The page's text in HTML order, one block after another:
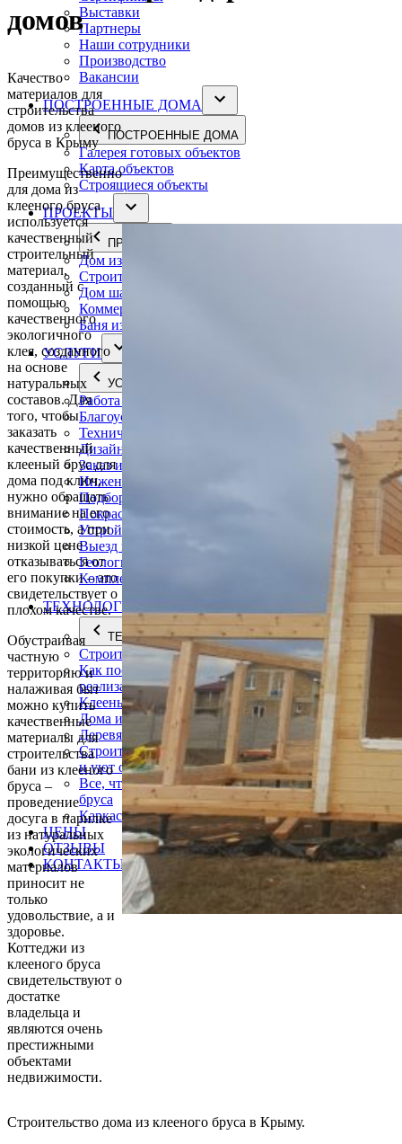
Выставки
Партнеры
Наши сотрудники
Производство
Вакансии
ПОСТРОЕННЫЕ ДОМА
ПОСТРОЕННЫЕ ДОМА
Галерея готовых объектов
Карта объектов
Строящиеся объекты
ПРОЕКТЫ
ПРОЕКТЫ
Дом из клееного бруса
Строительство домов фахверк
Дом шале двухэтажный комбинированный
Коммерческие объекты
Баня из клееного бруса
УСЛУГИ
УСЛУГИ
Работа сборка деревянных домов
Благоустройство территории крым
Технический надзор
Дизайн интерьера крым
Заказ индивидуального проекта дома
Инженерные коммуникации
Подбор земельного участка
Покраска, обновление фасада
Устройство кровли
Выезд инженера-эксперта на участок
Геология участка
Комплексные системы безопасности
ТЕХНОЛОГИИ
ТЕХНОЛОГИИ
Строительство дома в Крыму быстро и просто
Как построить дом в Крыму – от проекта до
реализации
Клееный брус
Дома из клееного бруса в Крыму
Деревянные дома в Крыму под ключ
Строительство домов в Крыму под ключ: комфорт
и уют от профессионалов!
Все, что вы хотели знать о домах из клееного
бруса
Каркасный DOM TECHNONICOL
ЦЕНЫ
ОТЗЫВЫ
КОНТАКТЫ
домов
Качество
материалов для
строительства
домов из клееного
бруса в Крыму
Преимущественно
для дома из
клееного бруса
используется
качественный
строительный
материал,
созданный с
помощью
качественного
экологичного
клея, созданного
на основе
натуральных
составов. Для
того, чтобы
заказать
качественный
клееный брус для
дома под ключ,
нужно обращать
внимание на его
стоимость, а при
низкой цене
отказываться от
его покупки – это
свидетельствует о
плохом качестве.
Обустраивая
частную
территорию и
налаживая быт
можно купить
качественные
материалы для
строительства
бани из клееного
бруса –
проведение
досуга в парилке
из натуральных
экологических
материалов
приносит не
только
удовольствие, а и
здоровье.
Коттеджи из
клееного бруса
свидетельствуют о
достатке
владельца и
являются очень
престижными
объектами
недвижимости.
Строительство дома из клееного бруса в Крыму.